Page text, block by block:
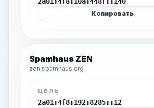
Копировать
Spamhaus ZEN
zen.spamhaus.org
ЦЕЛЬ
2a01:4f8:192:8285::12